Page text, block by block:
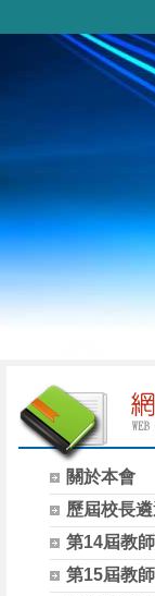
關於本會
歷屆校長
第14屆教
第15屆教